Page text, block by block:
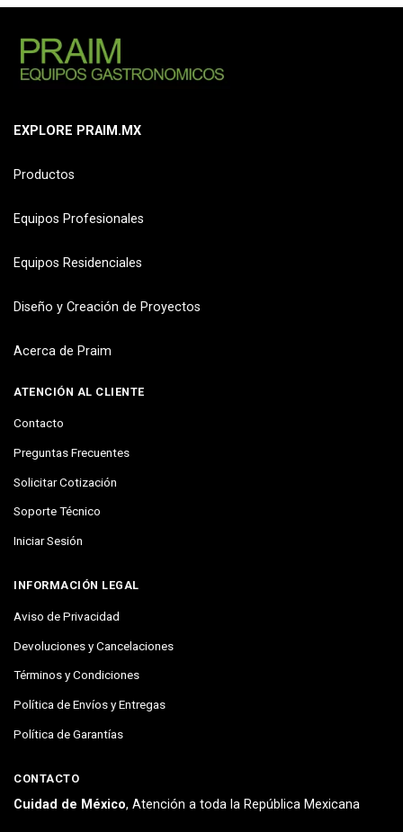
EXPLORE PRAIM.MX
Productos
Equipos Profesionales
Equipos Residenciales
Diseño y Creación de Proyectos
Acerca de Praim
ATENCIÓN AL CLIENTE
Contacto
Preguntas Frecuentes
Solicitar Cotización
Soporte Técnico
Iniciar Sesión
INFORMACIÓN LEGAL
Aviso de Privacidad
Devoluciones y Cancelaciones
Términos y Condiciones
Política de Envíos y Entregas
Política de Garantías
CONTACTO
Cuidad de México, Atención a toda la República Mexicana